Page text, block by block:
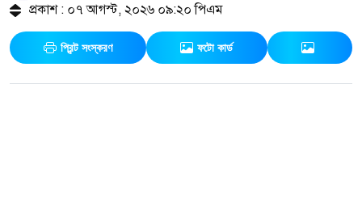
প্রকাশ : ০৭ আগস্ট, ২০২৬ ০৯:২০ পিএম
প্রিন্ট সংস্করণ ফটো কার্ড